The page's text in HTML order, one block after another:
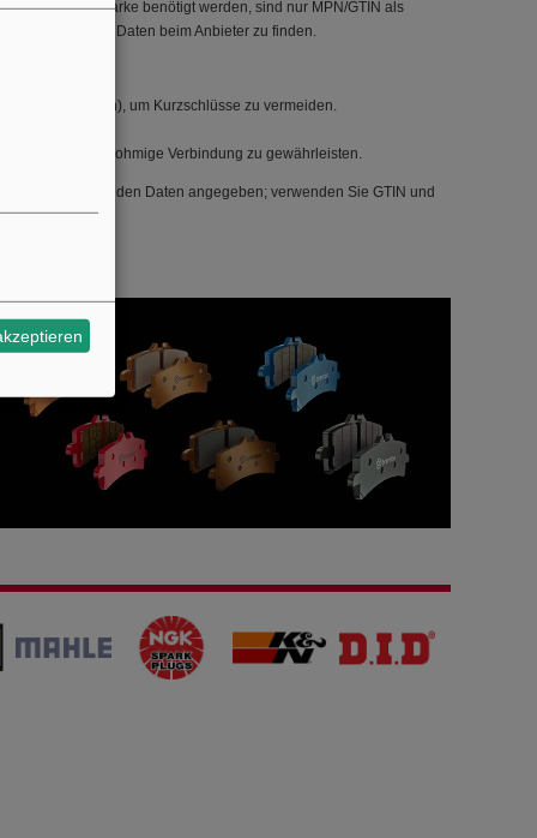
oder Marke benötigt werden, sind nur MPN/GTIN als
technischen Daten beim Anbieter zu finden.
abklemmen), um Kurzschlüsse zu vermeiden.
und niederohmige Verbindung zu gewährleisten.
keine Marke in den Daten angegeben; verwenden Sie GTIN und
zu erhalten.